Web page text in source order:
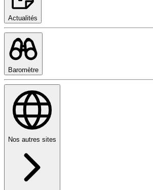
Actualités
Baromètre
Nos autres sites